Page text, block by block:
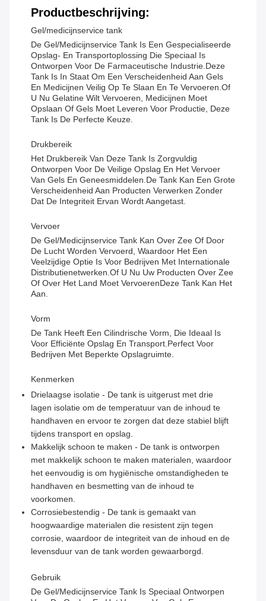
Productbeschrijving:
Gel/medicijnservice tank
De Gel/medicijnservice Tank Is Een Gespecialiseerde
Opslag- En Transportoplossing Die Speciaal Is
Ontworpen Voor De Farmaceutische Industrie.Deze
Tank Is In Staat Om Een Verscheidenheid Aan Gels
En Medicijnen Veilig Op Te Slaan En Te Vervoeren.Of
U Nu Gelatine Wilt Vervoeren, Medicijnen Moet
Opslaan Of Gels Moet Leveren Voor Productie, Deze
Tank Is De Perfecte Keuze.
Drukbereik
Het Drukbereik Van Deze Tank Is Zorgvuldig
Ontworpen Voor De Veilige Opslag En Het Vervoer
Van Gels En Geneesmiddelen.de Tank Kan Een Grote
Verscheidenheid Aan Producten Verwerken Zonder
Dat De Integriteit Ervan Wordt Aangetast.
Vervoer
De Gel/medicijnservice Tank Kan Over Zee Of Door
De Lucht Worden Vervoerd, Waardoor Het Een
Veelzijdige Optie Is Voor Bedrijven Met Internationale
Distributienetwerken.Of U Nu Uw Producten Over Zee
Of Over Het Land Moet VervoerenDeze Tank Kan Het
Aan.
Vorm
De Tank Heeft Een Cilindrische Vorm, Die Ideaal Is
Voor Efficiënte Opslag En Transport.perfect Voor
Bedrijven Met Beperkte Opslagruimte.
Kenmerken
Drielaagse isolatie - De tank is uitgerust met drie
lagen isolatie om de temperatuur van de inhoud te
handhaven en ervoor te zorgen dat deze stabiel blijft
tijdens transport en opslag.
Makkelijk schoon te maken - De tank is ontworpen
met makkelijk schoon te maken materialen, waardoor
het eenvoudig is om hygiënische omstandigheden te
handhaven en besmetting van de inhoud te
voorkomen.
Corrosiebestendig - De tank is gemaakt van
hoogwaardige materialen die resistent zijn tegen
corrosie, waardoor de integriteit van de inhoud en de
levensduur van de tank worden gewaarborgd.
Gebruik
De Gel/medicijnservice Tank Is Speciaal Ontworpen